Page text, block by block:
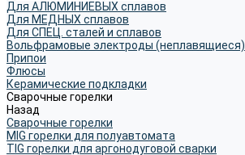
Для АЛЮМИНИЕВЫХ сплавов
Для МЕДНЫХ сплавов
Для СПЕЦ. сталей и сплавов
Вольфрамовые электроды (неплавящиеся)
Припои
Флюсы
Керамические подкладки
Сварочные горелки
Назад
Сварочные горелки
MIG горелки для полуавтомата
TIG горелки для аргонодуговой сварки